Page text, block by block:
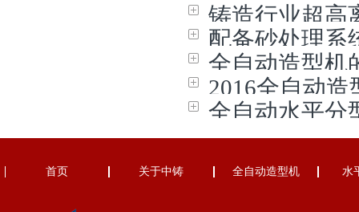
铸造行业超高
配备砂处理系
全自动造型机
2016全自动
全自动水平分
首页 关于中铸 全自动造型机 水